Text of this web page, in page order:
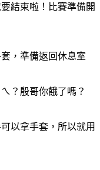
結束啦！比賽準備開
，準備返回休息室
？殷哥你餓了嗎？
以拿手套，所以就用